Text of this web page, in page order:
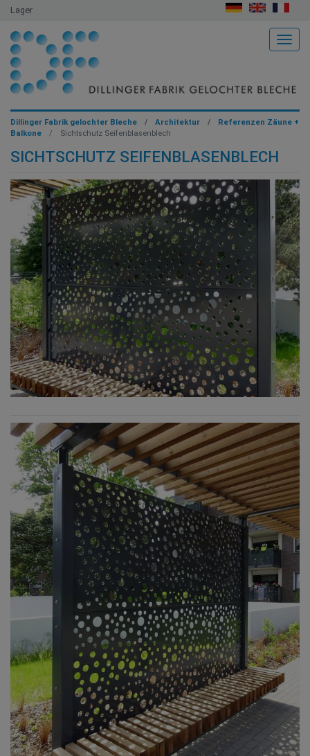
Lager
Dillinger Fabrik gelochter Bleche Architektur
Referenzen Zäune +
Balkone
Sichtschutz Seifenblasenblech
SICHTSCHUTZ SEIFENBLASENBLECH